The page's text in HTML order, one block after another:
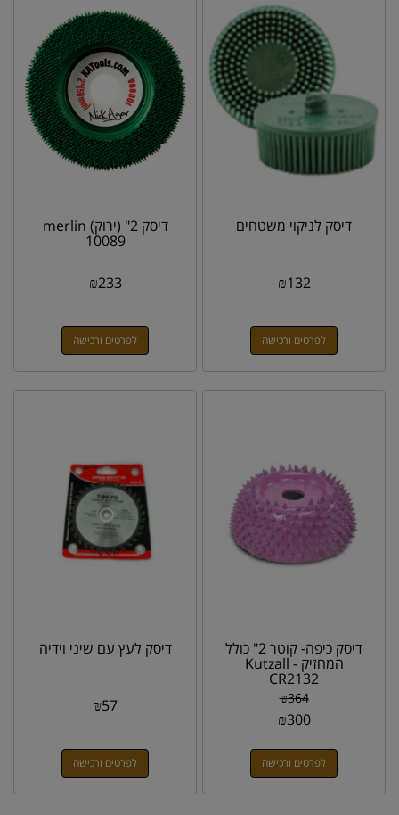
דיסק לניקוי משטחים
₪132
לפרטים ורכישה
דיסק 2" (ירוק) merlin
10089
₪233
לפרטים ורכישה
דיסק כיפה- קוטר 2" כולל
המחזיק Kutzall -
CR2132
₪364
₪300
לפרטים ורכישה
דיסק לעץ עם שיני וידיה
₪57
לפרטים ורכישה